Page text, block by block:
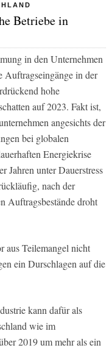
Betriebe in
in den Unternehmen
Auftragseingänge in der
hohe
auf 2023. Fakt ist,
angesichts der
bei globalen
Energiekrise
Jahren unter Dauerstress
nach der
Auftragsbestände droht
aus Teilemangel nicht
ein Durschlagen auf die
kann dafür als
wie im
2019 um mehr als ein